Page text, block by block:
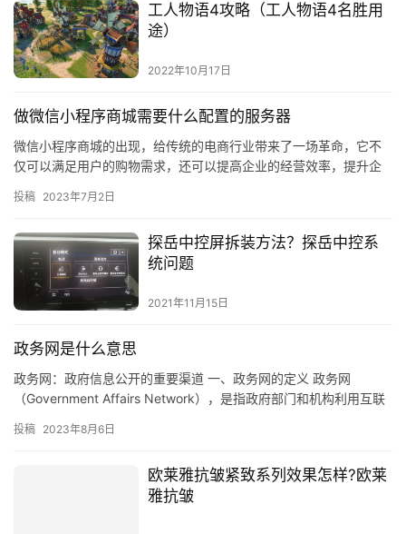
工人物语4攻略（工人物语4名胜用
途）
2022年10月17日
做微信小程序商城需要什么配置的服务器
微信小程序商城的出现，给传统的电商行业带来了一场革命，它不
仅可以满足用户的购物需求，还可以提高企业的经营效率，提升企
么样的…
投稿 2023年7月2日
探岳中控屏拆装方法？探岳中控系
统问题
2021年11月15日
政务网是什么意思
政务网：政府信息公开的重要渠道 一、政务网的定义 政务网
（Government Affairs Network），是指政府部门和机构利用互联
投稿 2023年8月6日
欧莱雅抗皱紧致系列效果怎样?欧莱
雅抗皱